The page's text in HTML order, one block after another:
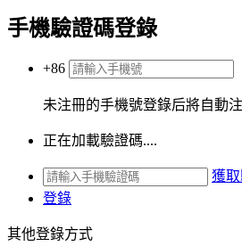
手機驗證碼登錄
+86
未注冊的手機號登錄后將自動
正在加載驗證碼....
獲
登錄
其他登錄方式